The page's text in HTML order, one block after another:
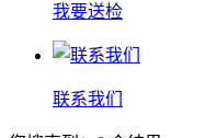
我要送检
联系我们